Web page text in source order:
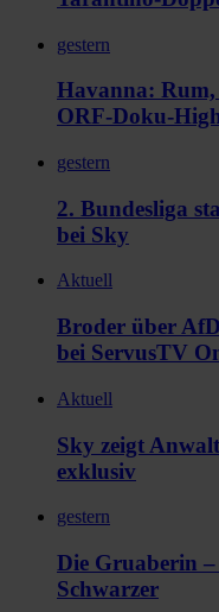
gestern
Havanna:
ORF-Doku-
gestern
2. Bundesliga
bei Sky
Aktuell
Broder über
bei ServusTV
Aktuell
Sky zeigt
exklusiv
gestern
Die Gruaberin
Schwarzer